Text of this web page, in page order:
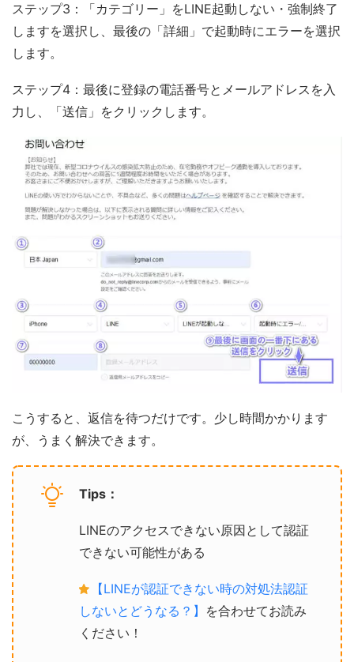
ステップ3：「カテゴリー」をLINE起動しない・強制終了
しますを選択し、最後の「詳細」で起動時にエラーを選択
します。
ステップ4：最後に登録の電話番号とメールアドレスを入
力し、「送信」をクリックします。
こうすると、返信を待つだけです。少し時間かかります
が、うまく解決できます。
Tips：
LINEのアクセスできない原因として認証
できない可能性がある
【LINEが認証できない時の対処法認証
しないとどうなる？】 を合わせてお読み
ください！